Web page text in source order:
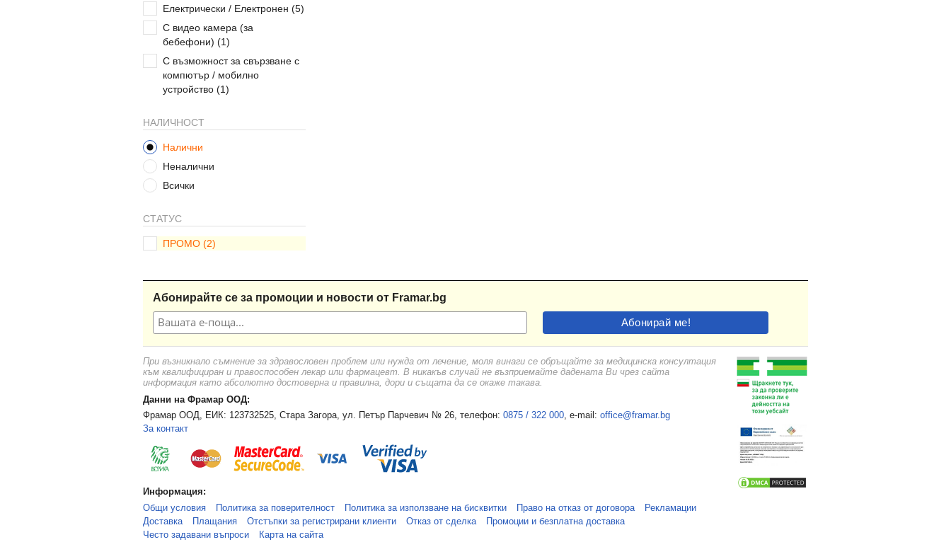
Електрически / Електронен (5)
С видео камера (за
бебефони) (1)
С възможност за свързване с
компютър / мобилно
устройство (1)
НАЛИЧНОСТ
Налични
Неналични
Всички
СТАТУС
ПРОМО (2)
Абонирайте се за промоции и новости от Framar.bg
При възникнало съмнение за здравословен проблем или нужда от лечение, моля винаги се обръщайте за медицинска консултация
към квалифициран и правоспособен лекар или фармацевт. В никакъв случай не възприемайте дадената Ви чрез сайта
информация като абсолютно достоверна и правилна, дори и същата да се окаже такава.
Данни на Фрамар ООД:
Фрамар ООД, ЕИК: 123732525, Стара Загора, ул. Петър Парчевич № 26, телефон: 0875 / 322 000, e-mail: office@framar.bg
За контакт
Информация:
Общи условия
Политика за поверителност Политика за използване на бисквитки Право на отказ от договора
Рекламации
Доставка
Плащания Отстъпки за регистрирани клиенти Отказ от сделка
Промоции и безплатна доставка
Често задавани въпроси
Карта на сайта